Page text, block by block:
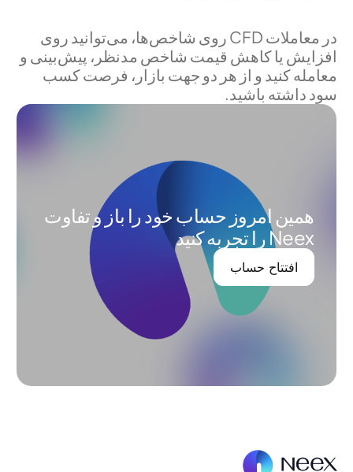
در معاملات CFD روی شاخص‌ها، می‌توانید روی
افزایش یا کاهش قیمت شاخص مدنظر، پیش‌بینی و
معامله کنید و از هر دو جهت بازار، فرصت کسب
سود داشته باشید.
همین امروز حساب خود را باز و تفاوت
Neex را تجربه کنید
افتتاح حساب